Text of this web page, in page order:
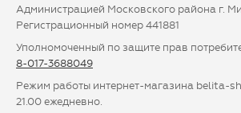
Администрацией Московского района г.
Регистрационный номер 441881
Уполномоченный по защите прав
8-017-3688049
Режим работы интернет-магазина belita-
21.00 ежедневно.